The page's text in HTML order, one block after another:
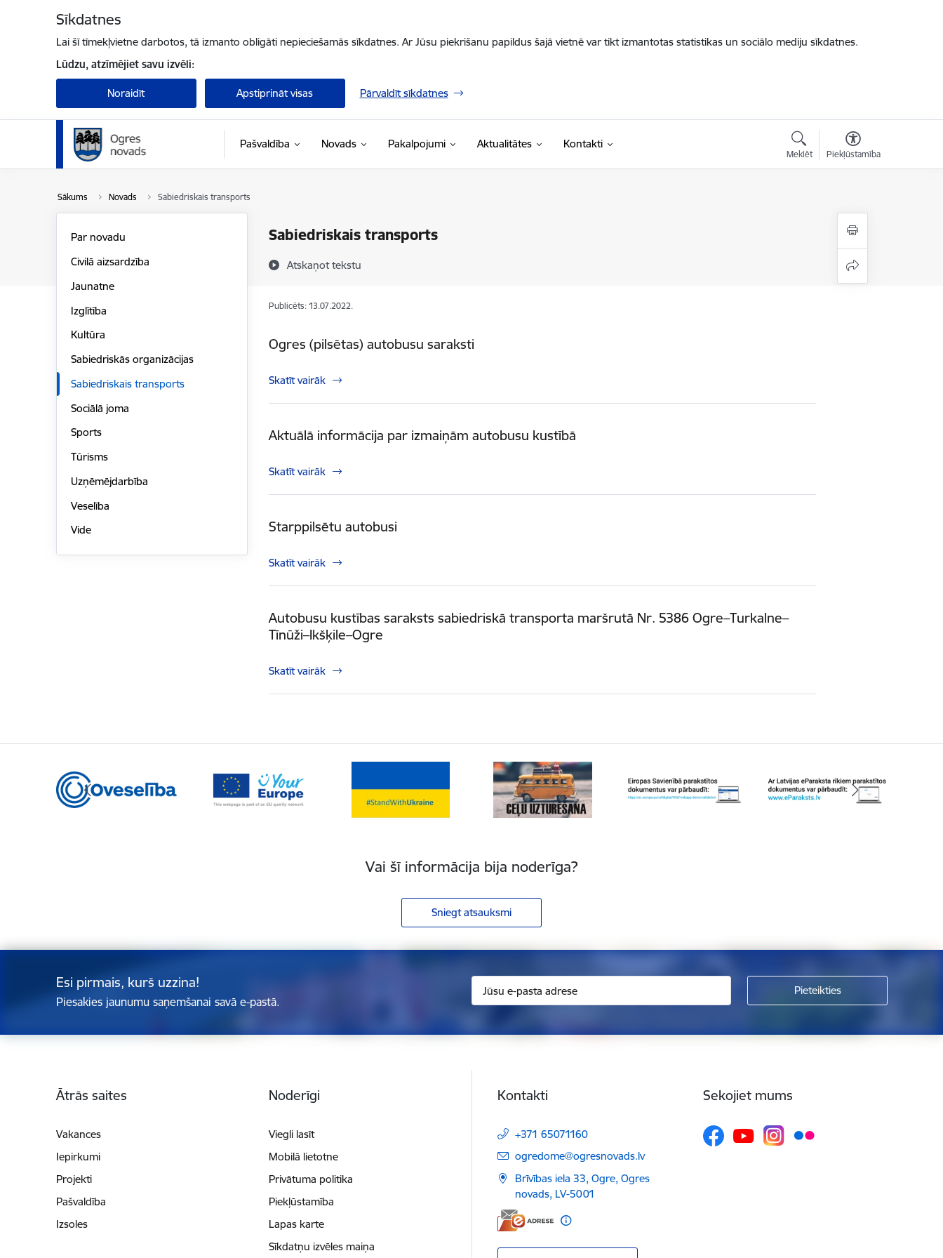
Sīkdatnes
Lai šī tīmekļvietne darbotos, tā izmanto obligāti nepieciešamās sīkdatnes. Ar Jūsu piekrišanu papildus šajā vietnē var tikt izmantotas statistikas un sociālo mediju sīkdatnes.
Lūdzu, atzīmējiet savu izvēli:
Noraidīt Apstiprināt visas Pārvaldīt sīkdatnes
Pašvaldība Novads Pakalpojumi Aktualitātes Kontakti
Meklēt Piekļūstamība
Sākums Novads Sabiedriskais transports
Sabiedriskais transports
Atskaņot tekstu
Par novadu
Civilā aizsardzība
Jaunatne
Izglītība
Kultūra
Sabiedriskās organizācijas
Sabiedriskais transports
Sociālā joma
Sports
Tūrisms
Uzņēmējdarbība
Veselība
Vide
Publicēts: 13.07.2022.
Ogres (pilsētas) autobusu saraksti
Skatīt vairāk
Aktuālā informācija par izmaiņām autobusu kustībā
Skatīt vairāk
Starppilsētu autobusi
Skatīt vairāk
Autobusu kustības saraksts sabiedriskā transporta maršrutā Nr. 5386 Ogre–Turkalne–
Tīnūži–Ikšķile–Ogre
Skatīt vairāk
Vai šī informācija bija noderīga?
Sniegt atsauksmi
Esi pirmais, kurš uzzina!
Piesakies jaunumu saņemšanai savā e-pastā.
Ātrās saites
Vakances
Iepirkumi
Projekti
Pašvaldība
Izsoles
Noderīgi
Viegli lasīt
Mobilā lietotne
Privātuma politika
Piekļūstamība
Lapas karte
Sīkdatņu izvēles maiņa
Kontakti
+371 65071160
E-pasts:
ogredome@ogresnovads.lv
Brīvības iela 33, Ogre, Ogres
novads, LV-5001
Sekojiet mums